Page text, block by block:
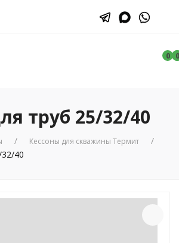
0 0
0
труб 25/32/40
Кессоны для скважины Термит
40